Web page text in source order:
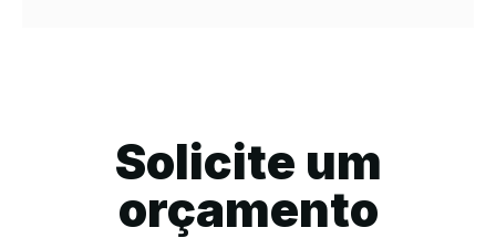
Solicite um
orçamento